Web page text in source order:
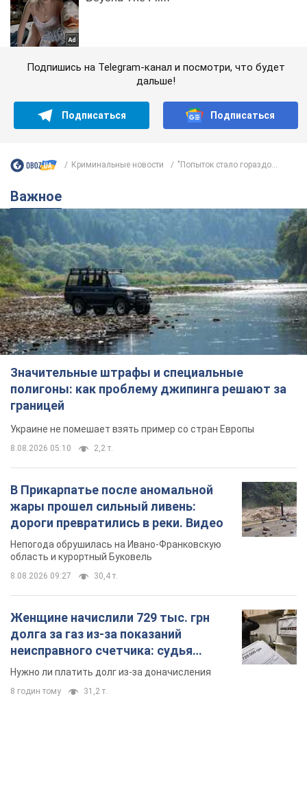
Подпишись на Telegram-канал и посмотри, что будет
дальше!
Подписаться Подписаться
Криминальные новости "Попыток стало гораздо...
Важное
Значительные штрафы и специальные
полигоны: как проблему джипинга решают за
границей
Украине не помешает взять пример со стран Европы
8.08.2026 05:10 2,2 т.
В Прикарпатье после аномальной
жары прошел сильный ливень:
дороги превратились в реки. Видео
Непогода обрушилась на Ивано-Франковскую
область и курортный Буковель
8.08.2026 09:27 30,4 т.
Женщине начислили 729 тыс. грн
долга за газ из-за показаний
неисправного счетчика: судья
вынес неожиданное решение
Нужно ли платить долг из-за доначисления
8 годин тому 31,2 т.